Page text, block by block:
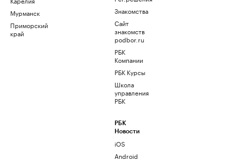
Мурманск
Приморский
край
Знакомства
Сайт
знакомств
podbor.ru
РБК
Компании
РБК Курсы
Школа
управления
РБК
РБК
Новости
iOS
Android